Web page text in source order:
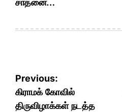
சாதனை…
Post
navigation
Previous:
கிராமக் கோவில்
திருவிழாக்கள் நடத்த